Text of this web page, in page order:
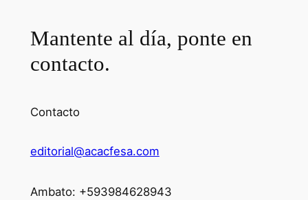
Mantente al día, ponte en
contacto.
Contacto
editorial@acacfesa.com
Ambato: +593984628943